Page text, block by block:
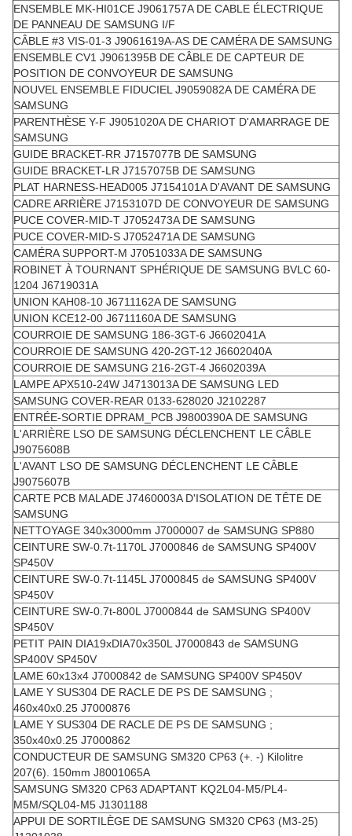
ENSEMBLE MK-HI01CE J9061757A DE CABLE ÉLECTRIQUE
DE PANNEAU DE SAMSUNG I/F
CÂBLE #3 VIS-01-3 J9061619A-AS DE CAMÉRA DE SAMSUNG
ENSEMBLE CV1 J9061395B DE CÂBLE DE CAPTEUR DE
POSITION DE CONVOYEUR DE SAMSUNG
NOUVEL ENSEMBLE FIDUCIEL J9059082A DE CAMÉRA DE
SAMSUNG
PARENTHÈSE Y-F J9051020A DE CHARIOT D'AMARRAGE DE
SAMSUNG
GUIDE BRACKET-RR J7157077B DE SAMSUNG
GUIDE BRACKET-LR J7157075B DE SAMSUNG
PLAT HARNESS-HEAD005 J7154101A D'AVANT DE SAMSUNG
CADRE ARRIÈRE J7153107D DE CONVOYEUR DE SAMSUNG
PUCE COVER-MID-T J7052473A DE SAMSUNG
PUCE COVER-MID-S J7052471A DE SAMSUNG
CAMÉRA SUPPORT-M J7051033A DE SAMSUNG
ROBINET À TOURNANT SPHÉRIQUE DE SAMSUNG BVLC 60-
1204 J6719031A
UNION KAH08-10 J6711162A DE SAMSUNG
UNION KCE12-00 J6711160A DE SAMSUNG
COURROIE DE SAMSUNG 186-3GT-6 J6602041A
COURROIE DE SAMSUNG 420-2GT-12 J6602040A
COURROIE DE SAMSUNG 216-2GT-4 J6602039A
LAMPE APX510-24W J4713013A DE SAMSUNG LED
SAMSUNG COVER-REAR 0133-628020 J2102287
ENTRÉE-SORTIE DPRAM_PCB J9800390A DE SAMSUNG
L'ARRIÈRE LSO DE SAMSUNG DÉCLENCHENT LE CÂBLE
J9075608B
L'AVANT LSO DE SAMSUNG DÉCLENCHENT LE CÂBLE
J9075607B
CARTE PCB MALADE J7460003A D'ISOLATION DE TÊTE DE
SAMSUNG
NETTOYAGE 340x3000mm J7000007 de SAMSUNG SP880
CEINTURE SW-0.7t-1170L J7000846 de SAMSUNG SP400V
SP450V
CEINTURE SW-0.7t-1145L J7000845 de SAMSUNG SP400V
SP450V
CEINTURE SW-0.7t-800L J7000844 de SAMSUNG SP400V
SP450V
PETIT PAIN DIA19xDIA70x350L J7000843 de SAMSUNG
SP400V SP450V
LAME 60x13x4 J7000842 de SAMSUNG SP400V SP450V
LAME Y SUS304 DE RACLE DE PS DE SAMSUNG ;
460x40x0.25 J7000876
LAME Y SUS304 DE RACLE DE PS DE SAMSUNG ;
350x40x0.25 J7000862
CONDUCTEUR DE SAMSUNG SM320 CP63 (+. -) Kilolitre
207(6). 150mm J8001065A
SAMSUNG SM320 CP63 ADAPTANT KQ2L04-M5/PL4-
M5M/SQL04-M5 J1301188
APPUI DE SORTILÈGE DE SAMSUNG SM320 CP63 (M3-25)